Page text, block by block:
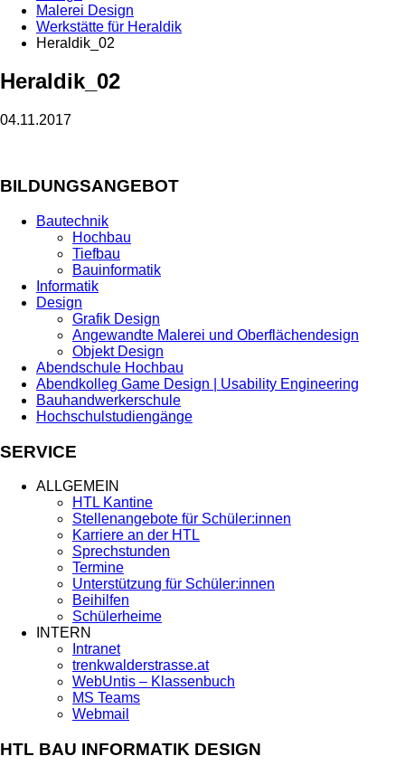
Malerei Design
Werkstätte für Heraldik
Heraldik_02
Heraldik_02
04.11.2017
BILDUNGSANGEBOT
Bautechnik
Hochbau
Tiefbau
Bauinformatik
Informatik
Design
Grafik Design
Angewandte Malerei und Oberflächendesign
Objekt Design
Abendschule Hochbau
Abendkolleg Game Design | Usability Engineering
Bauhandwerkerschule
Hochschulstudiengänge
SERVICE
ALLGEMEIN
HTL Kantine
Stellenangebote für Schüler:innen
Karriere an der HTL
Sprechstunden
Termine
Unterstützung für Schüler:innen
Beihilfen
Schülerheime
INTERN
Intranet
trenkwalderstrasse.at
WebUntis – Klassenbuch
MS Teams
Webmail
HTL BAU INFORMATIK DESIGN